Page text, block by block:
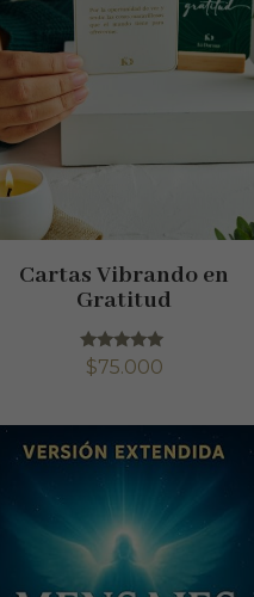
Cartas Vibrando en
Gratitud
Valorado
con
$75.000